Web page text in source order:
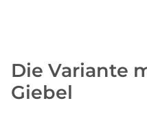
Die Variante
Giebel